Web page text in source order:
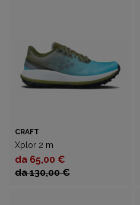
CRAFT
Xplor 2 m
da 65,00 €
da 130,00 €